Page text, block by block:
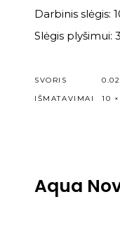
Darbinis slėgis:
Slėgis plyšimui:
SVORIS
IŠMATAVIMAI
10
Aqua